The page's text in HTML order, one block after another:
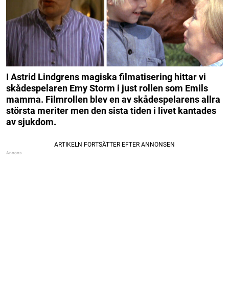
I Astrid Lindgrens magiska filmatisering hittar vi
skådespelaren Emy Storm i just rollen som Emils
mamma. Filmrollen blev en av skådespelarens allra
största meriter men den sista tiden i livet kantades
av sjukdom.